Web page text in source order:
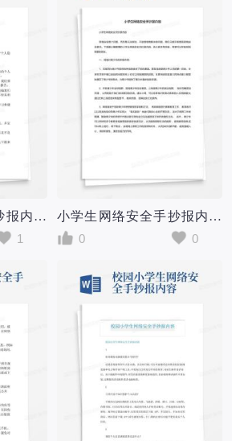
小学生网络安全手抄报内容
1
小学生网络安全手抄报内容
0
0